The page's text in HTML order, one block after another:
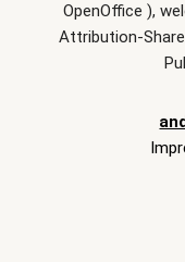
OpenOffice ),
Attribution-